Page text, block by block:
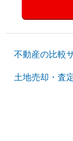
不動産の比較
土地売却・査